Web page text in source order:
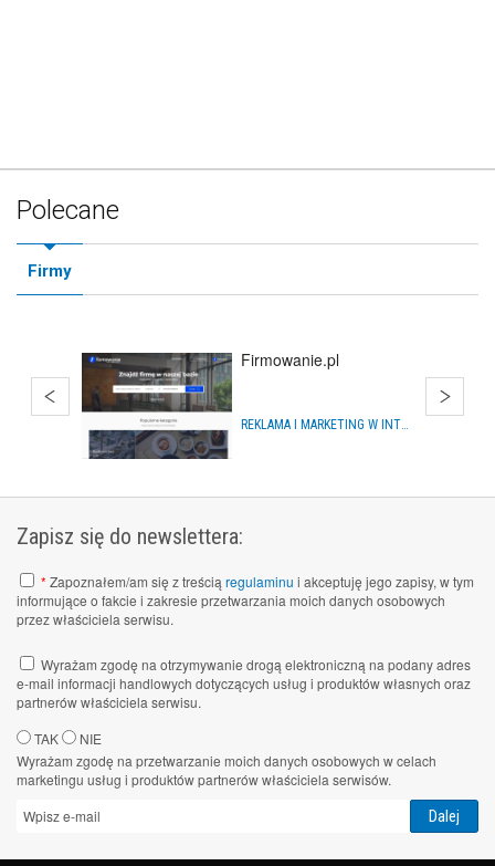
Polecane
Firmy
Firmowanie.pl
REKLAMA I MARKETING W INTERNECIE
Zapisz się do newslettera:
* Zapoznałem/am się z treścią regulaminu i akceptuję jego zapisy, w tym
informujące o fakcie i zakresie przetwarzania moich danych osobowych
przez właściciela serwisu.
Wyrażam zgodę na otrzymywanie drogą elektroniczną na podany adres
e-mail informacji handlowych dotyczących usług i produktów własnych oraz
partnerów właściciela serwisu.
TAK
NIE
Wyrażam zgodę na przetwarzanie moich danych osobowych w celach
marketingu usług i produktów partnerów właściciela serwisów.